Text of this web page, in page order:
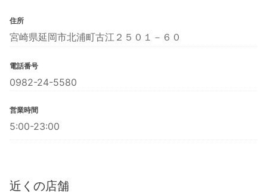
住所
宮崎県延岡市北浦町古江２５０１－６０
電話番号
0982-24-5580
営業時間
5:00-23:00
近くの店舗